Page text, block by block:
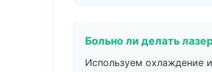
Больно ли делать
Используем охлаждение